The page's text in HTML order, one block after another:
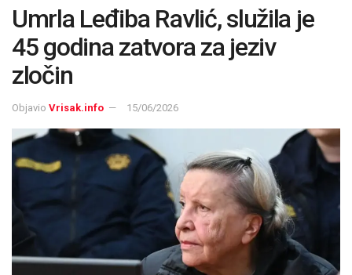
Umrla Leđiba Ravlić, služila je
45 godina zatvora za jeziv
zločin
Objavio Vrisak.info 15/06/2026